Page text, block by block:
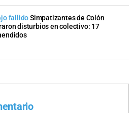
fallidoSimpatizantes de Colón
disturbios en colectivo: 17